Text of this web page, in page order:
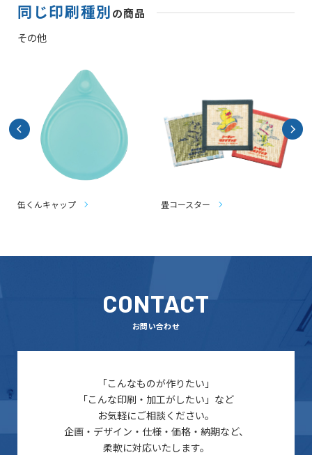
同じ印刷種別の商品
その他
缶くんキャップ 畳コースター
CONTACT
お問い合わせ
「こんなものが作りたい」
「こんな印刷・加工がしたい」など
お気軽にご相談ください。
企画・デザイン・仕様・価格・納期など、
柔軟に対応いたします。